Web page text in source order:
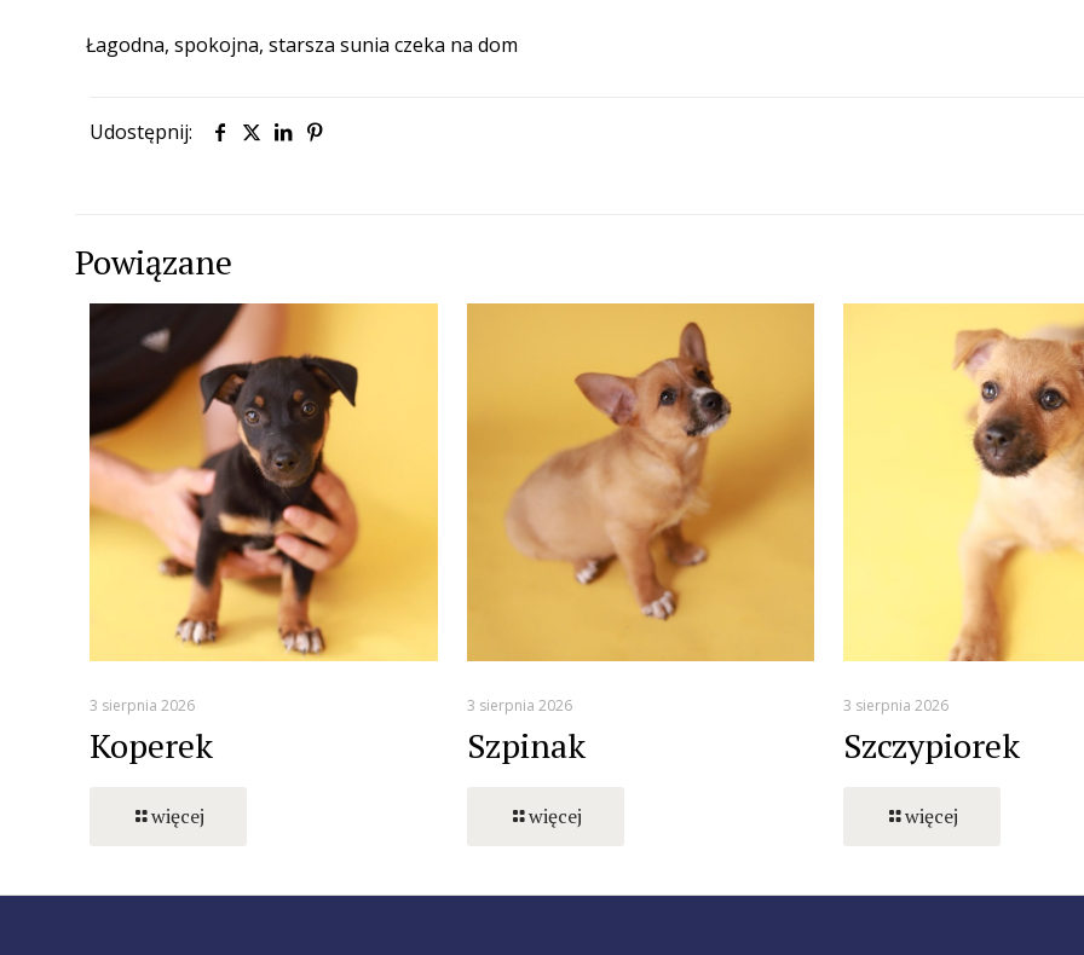
Łagodna, spokojna, starsza sunia czeka na dom
Udostępnij:
Powiązane
3 sierpnia 2026
Koperek
więcej
3 sierpnia 2026
Szpinak
więcej
3 sierpnia 2026
Szczypiorek
więcej